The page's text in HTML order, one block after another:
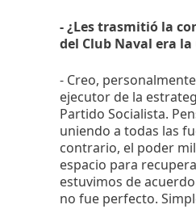
- ¿Les trasmitió la
del Club Naval era
- Creo,
ejecutor de la
Partido Socialista.
uniendo a todas las
contrario, el poder
espacio para
estuvimos de
no fue perfecto.